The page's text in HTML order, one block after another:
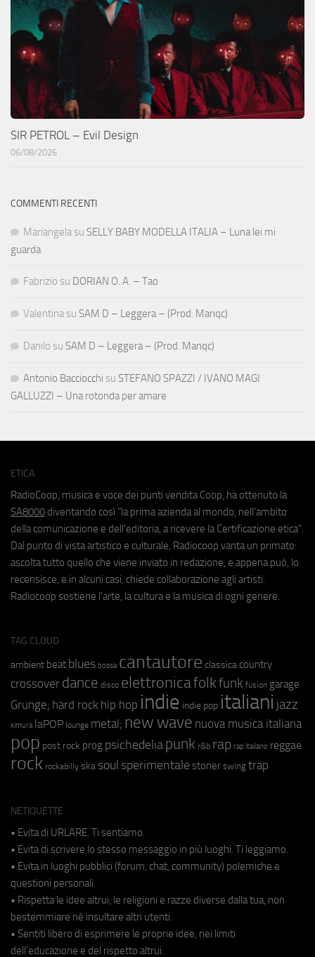
SIR PETROL – Evil Design
06/08/2026
COMMENTI RECENTI
Mariangela su SELLY BABY MODELLA ITALIA – Luna lei mi
guarda
Fabrizio su DORIAN O. A. – Tao
Valentina su SAM D – Leggera – (Prod. Manqc)
Danilo su SAM D – Leggera – (Prod. Manqc)
Antonio Bacciocchi su STEFANO SPAZZI / IVANO MAGI
GALLUZZI – Una rotonda per amare
ETICA
RadioCoop, musica e voce dei punti vendita Coop, ha ottenuto la
SA8000 diventando così "la prima azienda al mondo, nell'ambito
della comunicazione e dell'editoria, a ricevere la Certificazione etica".
Dal punto di vista artistico e culturale, Radiocoop vanta un primato:
ascolta tutto quello che viene inviato in redazione, e appena può, lo
recensisce, e in alcuni casi, chiede collaborazione agli artisti.
Radiocoop sostiene l'arte, la cultura e la musica di ogni genere.
TAG CLOUD
ambient beat blues bossa cantautore classica country
crossover dance disco elettronicafolkfunk fusion garage
Grunge; hard rock hip hop indie indie pop italiani jazz
kimura laPOP lounge metal; new wave nuova musica italiana
pop post rock prog psichedeliapunk r&b rap rap italiano reggae
rock rockabilly ska soul sperimentale stoner swing trap
NETIQUETTE
• Evita di URLARE. Ti sentiamo.
• Evita di scrivere lo stesso messaggio in più luoghi. Ti leggiamo.
• Evita in luoghi pubblici (forum, chat, community) polemiche e
questioni personali.
• Rispetta le idee altrui, le religioni e razze diverse dalla tua, non
bestemmiare né insultare altri utenti.
• Sentiti libero di esprimere le proprie idee, nei limiti
dell'educazione e del rispetto altrui.